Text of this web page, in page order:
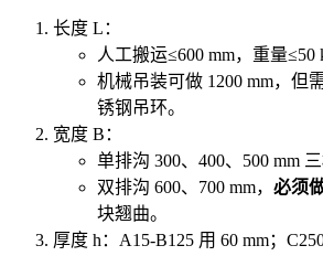
长度 L：
人工搬运≤600 mm，重量≤50
机械吊装可做 1200 mm，但
锈钢吊环。
宽度 B：
单排沟 300、400、500 mm
双排沟 600、700 mm， 必须
块翘曲。
厚度 h：A15-B125 用 60 mm；